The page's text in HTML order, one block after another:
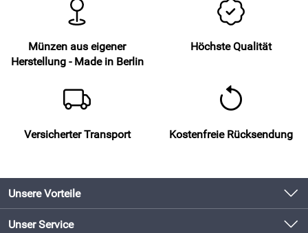
Münzen aus eigener
Herstellung - Made in Berlin
Höchste Qualität
Versicherter Transport Kostenfreie Rücksendung
Unsere Vorteile
Produkte original und direkt vom Hersteller
Unser Service